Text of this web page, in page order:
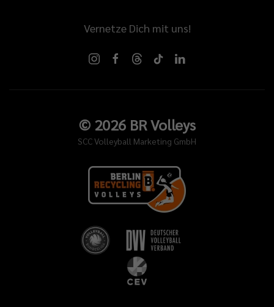
Vernetze Dich mit uns!
© 2026BR Volleys
SCC Volleyball Marketing GmbH